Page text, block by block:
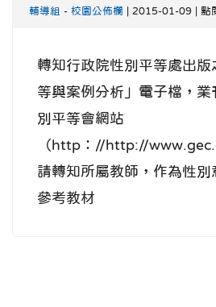
輔導組 - 校園公佈欄 | 2015-01-09 | 點
轉知行政院性別平等處出版
等與案例分析」電子檔，業
別平等會網站
（http：//http://
請轉知所屬教師，作為性別
參考教材